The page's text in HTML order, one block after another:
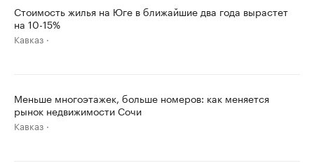
Стоимость жилья на Юге в ближайшие два года вырастет
на 10-15%
Кавказ
Меньше многоэтажек, больше номеров: как меняется
рынок недвижимости Сочи
Кавказ